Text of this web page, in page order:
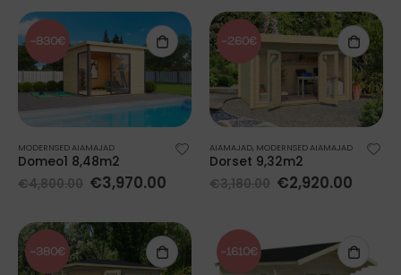
-830€
MODERNSED AIAMAJAD
Domeo1 8,48m2
€4,800.00 €3,970.00
-260€
AIAMAJAD, MODERNSED AIAMAJAD
Dorset 9,32m2
€3,180.00 €2,920.00
-380€ -1610€